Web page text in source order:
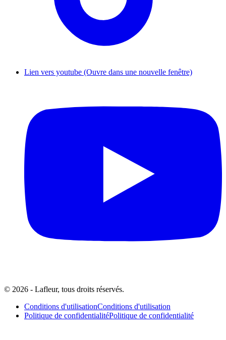
Lien vers youtube (Ouvre dans une nouvelle fenêtre)
© 2026 - Lafleur, tous droits réservés.
Conditions d'utilisationConditions d'utilisation
Politique de confidentialitéPolitique de confidentialité